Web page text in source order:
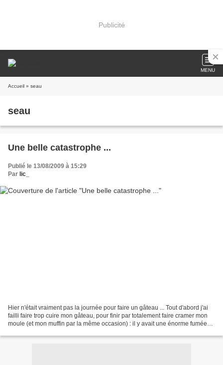
Publicité
MENU
Accueil » seau
seau
Une belle catastrophe ...
Publié le 13/08/2009 à 15:29
Par lic_
Hier n'était vraiment pas la journée pour faire un gâteau ... Tout d'abord j'ai
failli faire trop cuire mon gâteau, pour finir par totalement faire cramer mon
moule (et mon muffin par la même occasion) : il y avait une énorme fumée